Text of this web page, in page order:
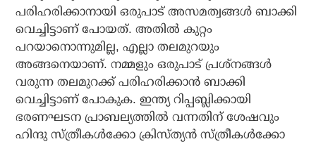
പരിഹരിക്കാനായി ഒരുപാട് അസമത്വങ്ങള്‍ ബാക്കി
വെച്ചിട്ടാണ് പോയത്. അതില്‍ കുറ്റം
പറയാനൊന്നുമില്ല, എല്ലാ തലമുറയും
അങ്ങനെയാണ്. നമ്മളും ഒരുപാട് പ്രശ്‌നങ്ങള്‍
വരുന്ന തലമുറക്ക് പരിഹരിക്കാന്‍ ബാക്കി
വെച്ചിട്ടാണ് പോകുക. ഇന്ത്യ റിപ്പബ്ലിക്കായി
ഭരണഘടന പ്രാബല്യത്തില്‍ വന്നതിന് ശേഷവും
ഹിന്ദു സ്ത്രീകള്‍ക്കോ ക്രിസ്ത്യന്‍ സ്ത്രീകള്‍ക്കോ